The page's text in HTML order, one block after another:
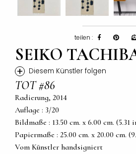
teilen :
SEIKO
+ Diesem Künstler folgen
TOT #86
Radierung, 2014
Auflage : 3/20
Bildmaße : 13.50 cm. x 6.00 cm. (5.31
Papiermaße : 25.00 cm. x 20.00 cm.
Vom Künstler handsigniert